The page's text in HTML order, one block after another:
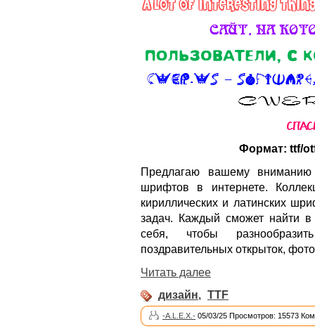
Формат: ttf/
Предлагаю вашему
шрифтов в интернете.
кириллических и латинских
задач. Каждый сможет найти в
себя, чтобы
поздравительных открыток,
Читать далее
дизайн, TTF
-A.L.E.X.- 05/03/25 Просмотров: 15573